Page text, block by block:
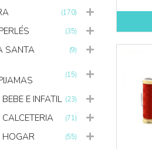
(170)
(35)
SANTA (9)
(15)
E INFATIL (23)
(71)
HOGAR (55)